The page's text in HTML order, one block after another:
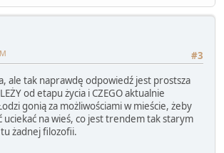
#3
ale tak naprawdę odpowiedź jest prostsza
od etapu życia i CZEGO aktualnie
gonią za możliwościami w mieście, żeby
uciekać na wieś, co jest trendem tak starym
żadnej filozofii.